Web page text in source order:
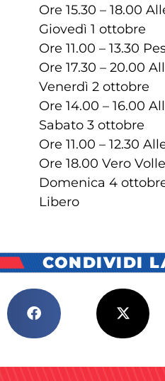
Ore 15.30 – 18.00
Giovedì 1 ottobre
Ore 11.00 – 13.30
Ore 17.30 – 20.00
Venerdì 2 ottobre
Ore 14.00 – 16.00
Sabato 3 ottobre
Ore 11.00 – 12.30
Ore 18.00 Vero
Domenica 4
Libero
CONDIVIDI